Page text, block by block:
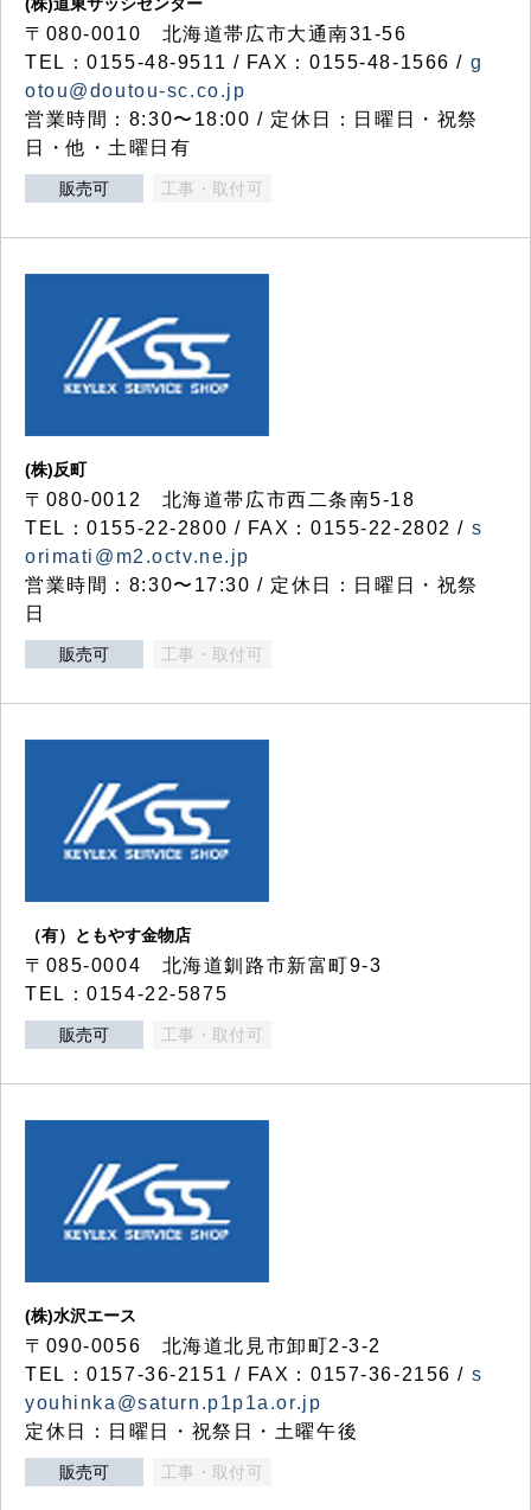
〒080-0010 北海道帯広市大通南31-56
TEL：0155-48-9511 / FAX：0155-48-1566 / g
otou@doutou-sc.co.jp
営業時間：8:30〜18:00 / 定休日：日曜日・祝祭
日・他・土曜日有
販売可 工事・取付可
(株)反町
〒080-0012 北海道帯広市西二条南5-18
TEL：0155-22-2800 / FAX：0155-22-2802 / s
orimati@m2.octv.ne.jp
営業時間：8:30〜17:30 / 定休日：日曜日・祝祭
日
販売可 工事・取付可
（有）ともやす金物店
〒085-0004 北海道釧路市新富町9-3
TEL：0154-22-5875
販売可 工事・取付可
(株)水沢エース
〒090-0056 北海道北見市卸町2-3-2
TEL：0157-36-2151 / FAX：0157-36-2156 / s
youhinka@saturn.p1p1a.or.jp
定休日：日曜日・祝祭日・土曜午後
販売可 工事・取付可